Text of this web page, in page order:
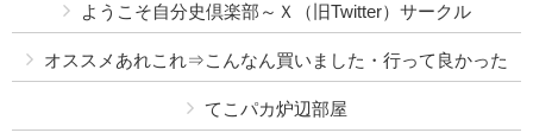
ようこそ自分史倶楽部～Ｘ（旧Twitter）サークル
オススメあれこれ⇒こんなん買いました・行って良かった
てこパカ炉辺部屋